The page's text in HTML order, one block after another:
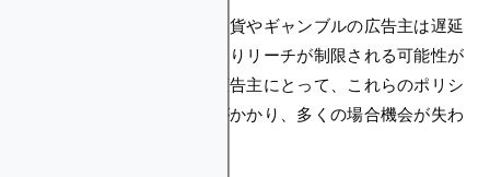
これらの制限により、暗号通貨やギャンブルの広告主は遅延
に直面し、規制上の障壁によりリーチが制限される可能性が
あります。これらの業界の広告主にとって、これらのポリシ
ーへの対応には時間と手間がかかり、多くの場合機会が失わ